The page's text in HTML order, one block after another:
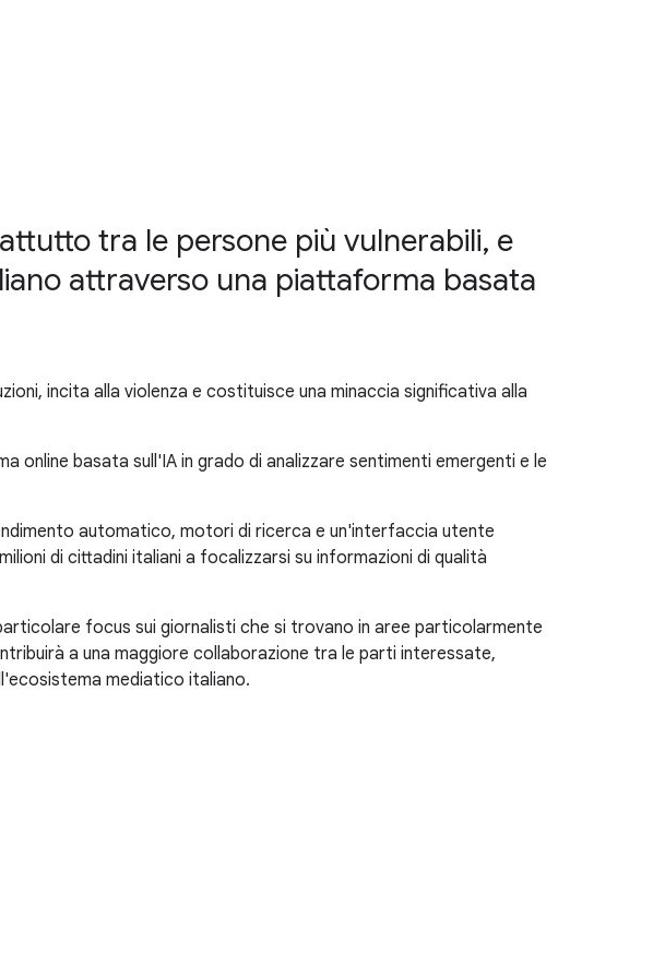
tra le persone più vulnerabili, e
attraverso una piattaforma basata
incita alla violenza e costituisce una minaccia significativa alla
online basata sull'IA in grado di analizzare sentimenti emergenti e le
automatico, motori di ricerca e un'interfaccia utente
di cittadini italiani a focalizzarsi su informazioni di qualità
focus sui giornalisti che si trovano in aree particolarmente
a una maggiore collaborazione tra le parti interessate,
mediatico italiano.